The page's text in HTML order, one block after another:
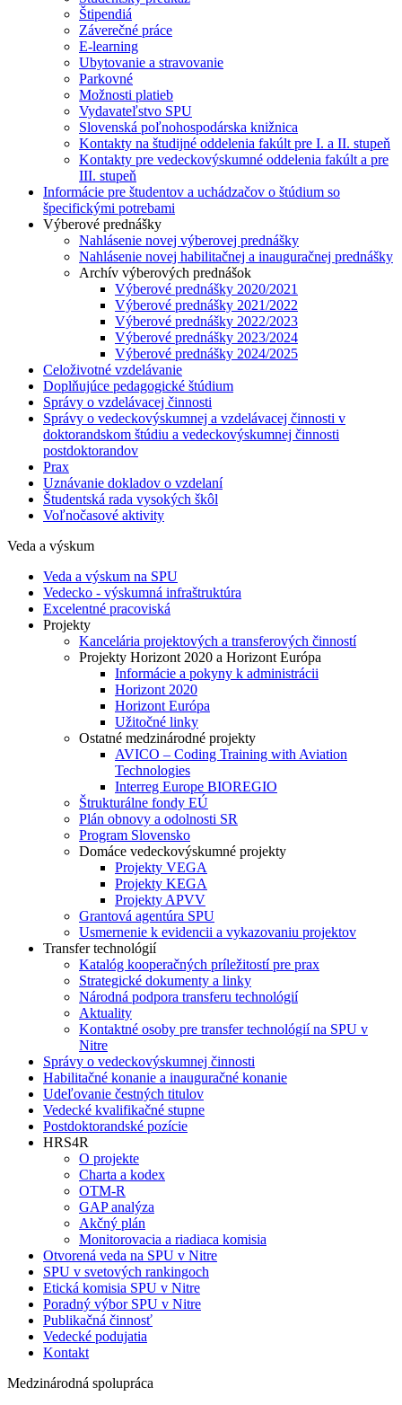
Štipendiá
Záverečné práce
E-learning
Ubytovanie a stravovanie
Parkovné
Možnosti platieb
Vydavateľstvo SPU
Slovenská poľnohospodárska knižnica
Kontakty na študijné oddelenia fakúlt pre I. a II. stupeň
Kontakty pre vedeckovýskumné oddelenia fakúlt a pre
III. stupeň
Informácie pre študentov a uchádzačov o štúdium so
špecifickými potrebami
Výberové prednášky
Nahlásenie novej výberovej prednášky
Nahlásenie novej habilitačnej a inauguračnej prednášky
Archív výberových prednášok
Výberové prednášky 2020/2021
Výberové prednášky 2021/2022
Výberové prednášky 2022/2023
Výberové prednášky 2023/2024
Výberové prednášky 2024/2025
Celoživotné vzdelávanie
Doplňujúce pedagogické štúdium
Správy o vzdelávacej činnosti
Správy o vedeckovýskumnej a vzdelávacej činnosti v
doktorandskom štúdiu a vedeckovýskumnej činnosti
postdoktorandov
Prax
Uznávanie dokladov o vzdelaní
Študentská rada vysokých škôl
Voľnočasové aktivity
Veda a výskum
Veda a výskum na SPU
Vedecko - výskumná infraštruktúra
Excelentné pracoviská
Projekty
Kancelária projektových a transferových činností
Projekty Horizont 2020 a Horizont Európa
Informácie a pokyny k administrácii
Horizont 2020
Horizont Európa
Užitočné linky
Ostatné medzinárodné projekty
AVICO – Coding Training with Aviation
Technologies
Interreg Europe BIOREGIO
Štrukturálne fondy EÚ
Plán obnovy a odolnosti SR
Program Slovensko
Domáce vedeckovýskumné projekty
Projekty VEGA
Projekty KEGA
Projekty APVV
Grantová agentúra SPU
Usmernenie k evidencii a vykazovaniu projektov
Transfer technológií
Katalóg kooperačných príležitostí pre prax
Strategické dokumenty a linky
Národná podpora transferu technológií
Aktuality
Kontaktné osoby pre transfer technológií na SPU v
Nitre
Správy o vedeckovýskumnej činnosti
Habilitačné konanie a inauguračné konanie
Udeľovanie čestných titulov
Vedecké kvalifikačné stupne
Postdoktorandské pozície
HRS4R
O projekte
Charta a kodex
OTM-R
GAP analýza
Akčný plán
Monitorovacia a riadiaca komisia
Otvorená veda na SPU v Nitre
SPU v svetových rankingoch
Etická komisia SPU v Nitre
Poradný výbor SPU v Nitre
Publikačná činnosť
Vedecké podujatia
Kontakt
Medzinárodná spolupráca